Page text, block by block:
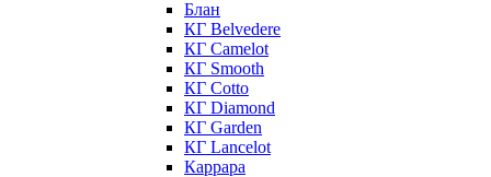
Блан
КГ Belvedere
КГ Camelot
КГ Smooth
КГ Cotto
КГ Diamond
КГ Garden
КГ Lancelot
Каррара